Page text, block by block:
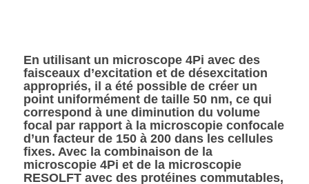
En utilisant un microscope 4Pi avec des
faisceaux d’excitation et de désexcitation
appropriés, il a été possible de créer un
point uniformément de taille 50 nm, ce qui
correspond à une diminution du volume
focal par rapport à la microscopie confocale
d’un facteur de 150 à 200 dans les cellules
fixes. Avec la combinaison de la
microscopie 4Pi et de la microscopie
RESOLFT avec des protéines commutables,